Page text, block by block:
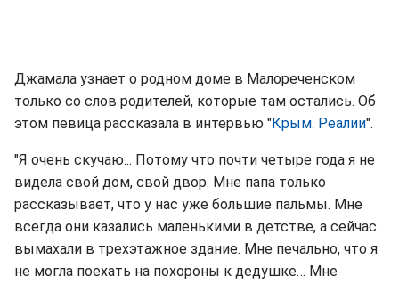
Джамала узнает о родном доме в Малореченском
только со слов родителей, которые там остались. Об
этом певица рассказала в интервью "Крым. Реалии".
"Я очень скучаю... Потому что почти четыре года я не
видела свой дом, свой двор. Мне папа только
рассказывает, что у нас уже большие пальмы. Мне
всегда они казались маленькими в детстве, а сейчас
вымахали в трехэтажное здание. Мне печально, что я
не могла поехать на похороны к дедушке… Мне